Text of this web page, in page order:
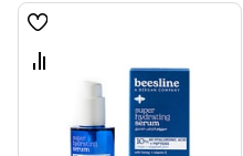
قائمة
قارن